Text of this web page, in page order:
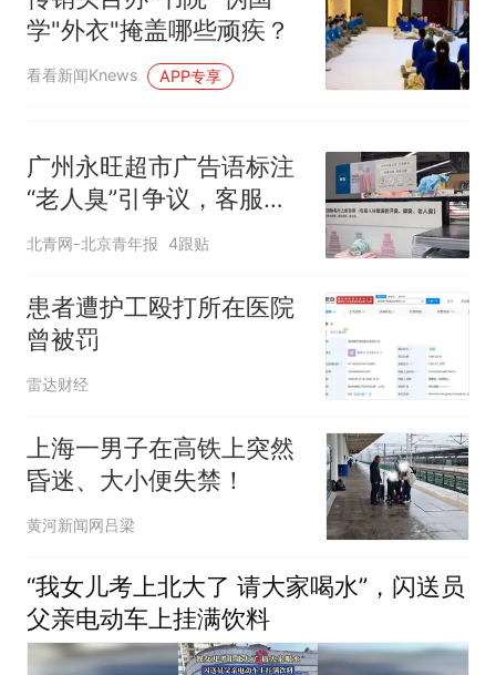
学"外衣"掩盖哪些顽疾？
看看新闻Knews APP专享
广州永旺超市广告语标注
“老人臭”引争议，客服回
应
北青网-北京青年报 4跟贴
患者遭护工殴打所在医院
曾被罚
雷达财经
上海一男子在高铁上突然
昏迷、大小便失禁！
黄河新闻网吕梁
“我女儿考上北大了 请大家喝水”，闪送员
父亲电动车上挂满饮料